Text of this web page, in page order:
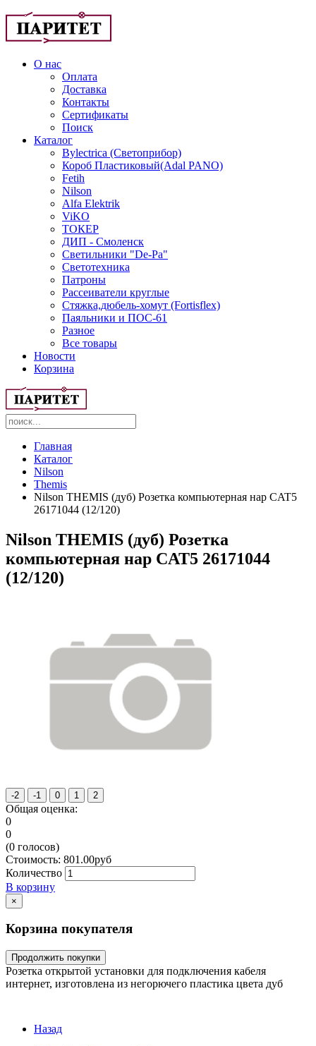
О нас
Оплата
Доставка
Контакты
Сертификаты
Поиск
Каталог
Bylectrica (Светоприбор)
Короб Пластиковый(Adal PANO)
Fetih
Nilson
Alfa Elektrik
ViKO
ТОКЕР
ДИП - Смоленск
Светильники "De-Pa"
Светотехника
Патроны
Рассеиватели круглые
Стяжка,дюбель-хомут (Fortisflex)
Паяльники и ПОС-61
Разное
Все товары
Новости
Корзина
Главная
Каталог
Nilson
Themis
Nilson THEMIS (дуб) Розетка компьютерная нар CAT5
26171044 (12/120)
Nilson THEMIS (дуб) Розетка
компьютерная нар CAT5 26171044
(12/120)
Общая оценка:
0
0
(0 голосов)
Стоимость: 801.00руб
Количество
В корзину
×
Корзина покупателя
Продолжить покупки
Розетка открытой установки для подключения кабеля
интернет, изготовлена из негорючего пластика цвета дуб
Назад